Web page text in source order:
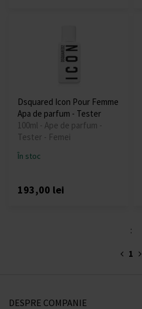
Dsquared Icon Pour Femme
Apa de parfum - Tester
100ml - Ape de parfum -
Tester - Femei
În stoc
193,00 lei
:
1
DESPRE COMPANIE